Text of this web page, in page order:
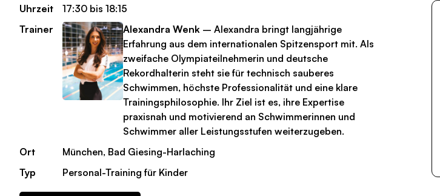
Uhrzeit
17:30 bis 18:15
Trainer
Alexandra Wenk – Alexandra bringt langjährige
Erfahrung aus dem internationalen Spitzensport mit. Als
zweifache Olympiateilnehmerin und deutsche
Rekordhalterin steht sie für technisch sauberes
Schwimmen, höchste Professionalität und eine klare
Trainingsphilosophie. Ihr Ziel ist es, ihre Expertise
praxisnah und motivierend an Schwimmerinnen und
Schwimmer aller Leistungsstufen weiterzugeben.
Ort
München, Bad Giesing-Harlaching
Typ
Personal-Training für Kinder